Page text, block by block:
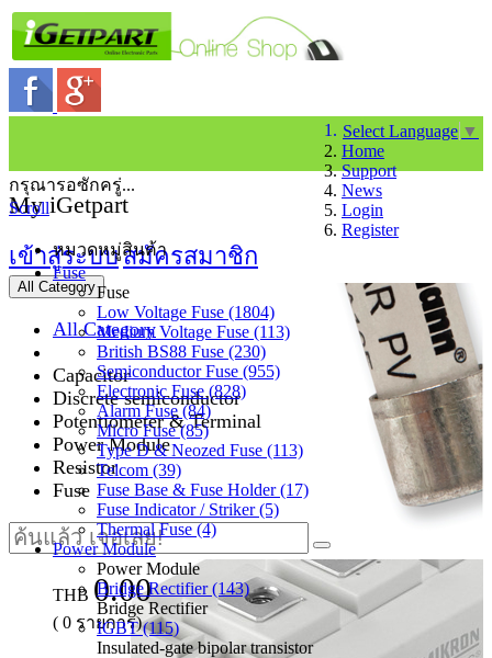
Select Language ▼
Home
Support
News
Login
Register
My iGetpart
เข้าสู่ระบบสมัครสมาชิก
All Category
All Category
Capacitor
Discrete semiconductor
Potentiometer & Terminal
Power Module
Resistor
Fuse
THB 0.00
( 0 รายการ)
กรุณารอซักครู่...
Scroll
หมวดหมู่สินค้า
Fuse
Fuse
Low Voltage Fuse (1804)
Medium Voltage Fuse (113)
British BS88 Fuse (230)
Semiconductor Fuse (955)
Electronic Fuse (828)
Alarm Fuse (84)
Micro Fuse (85)
Type D & Neozed Fuse (113)
Telcom (39)
Fuse Base & Fuse Holder (17)
Fuse Indicator / Striker (5)
Thermal Fuse (4)
Power Module
Power Module
Bridge Rectifier (143)
Bridge Rectifier
IGBT (115)
Insulated-gate bipolar transistor